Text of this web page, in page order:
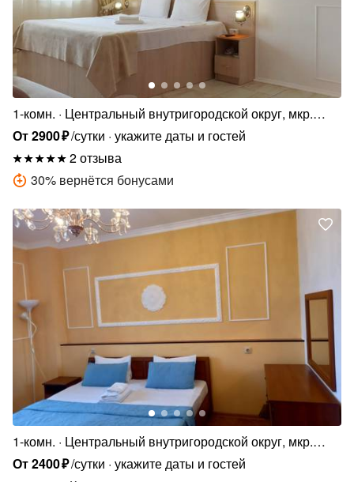
1-комн.
Центральный внутригородской округ, мкр.
Центральный, ул. Будённого, 129
От2900₽/сутки укажите даты и гостей
2 отзыва
30% вернётся бонусами
1-комн.
Центральный внутригородской округ, мкр.
Дубинка, ул. КИМ, 141
От2400₽/сутки укажите даты и гостей